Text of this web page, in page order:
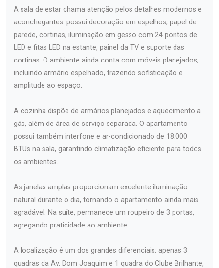
A sala de estar chama atenção pelos detalhes modernos e
aconchegantes: possui decoração em espelhos, papel de
parede, cortinas, iluminação em gesso com 24 pontos de
LED e fitas LED na estante, painel da TV e suporte das
cortinas. O ambiente ainda conta com móveis planejados,
incluindo armário espelhado, trazendo sofisticação e
amplitude ao espaço.
A cozinha dispõe de armários planejados e aquecimento a
gás, além de área de serviço separada. O apartamento
possui também interfone e ar-condicionado de 18.000
BTUs na sala, garantindo climatização eficiente para todos
os ambientes.
As janelas amplas proporcionam excelente iluminação
natural durante o dia, tornando o apartamento ainda mais
agradável. Na suíte, permanece um roupeiro de 3 portas,
agregando praticidade ao ambiente.
A localização é um dos grandes diferenciais: apenas 3
quadras da Av. Dom Joaquim e 1 quadra do Clube Brilhante,